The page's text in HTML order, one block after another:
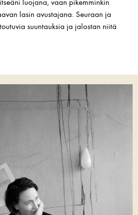
luojana, vaan pikemminkin
lasin avustajana. Seuraan ja
suuntauksia ja jalostan niitä